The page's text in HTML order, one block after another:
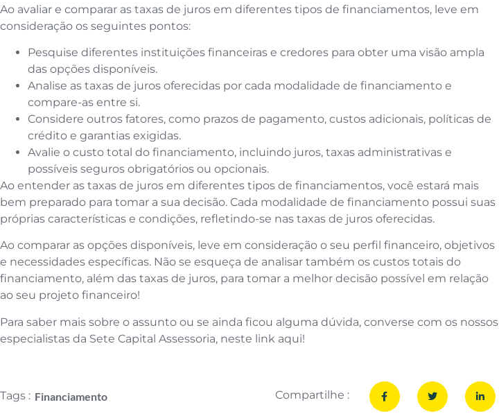
Ao avaliar e comparar as taxas de juros em diferentes tipos de financiamentos, leve em
consideração os seguintes pontos:
Pesquise diferentes instituições financeiras e credores para obter uma visão ampla
das opções disponíveis.
Analise as taxas de juros oferecidas por cada modalidade de financiamento e
compare-as entre si.
Considere outros fatores, como prazos de pagamento, custos adicionais, políticas de
crédito e garantias exigidas.
Avalie o custo total do financiamento, incluindo juros, taxas administrativas e
possíveis seguros obrigatórios ou opcionais.
Ao entender as taxas de juros em diferentes tipos de financiamentos, você estará mais
bem preparado para tomar a sua decisão. Cada modalidade de financiamento possui suas
próprias características e condições, refletindo-se nas taxas de juros oferecidas.
Ao comparar as opções disponíveis, leve em consideração o seu perfil financeiro, objetivos
e necessidades específicas. Não se esqueça de analisar também os custos totais do
financiamento, além das taxas de juros, para tomar a melhor decisão possível em relação
ao seu projeto financeiro!
Para saber mais sobre o assunto ou se ainda ficou alguma dúvida, converse com os nossos
especialistas da Sete Capital Assessoria, neste link aqui!
Tags : Financiamento Compartilhe :